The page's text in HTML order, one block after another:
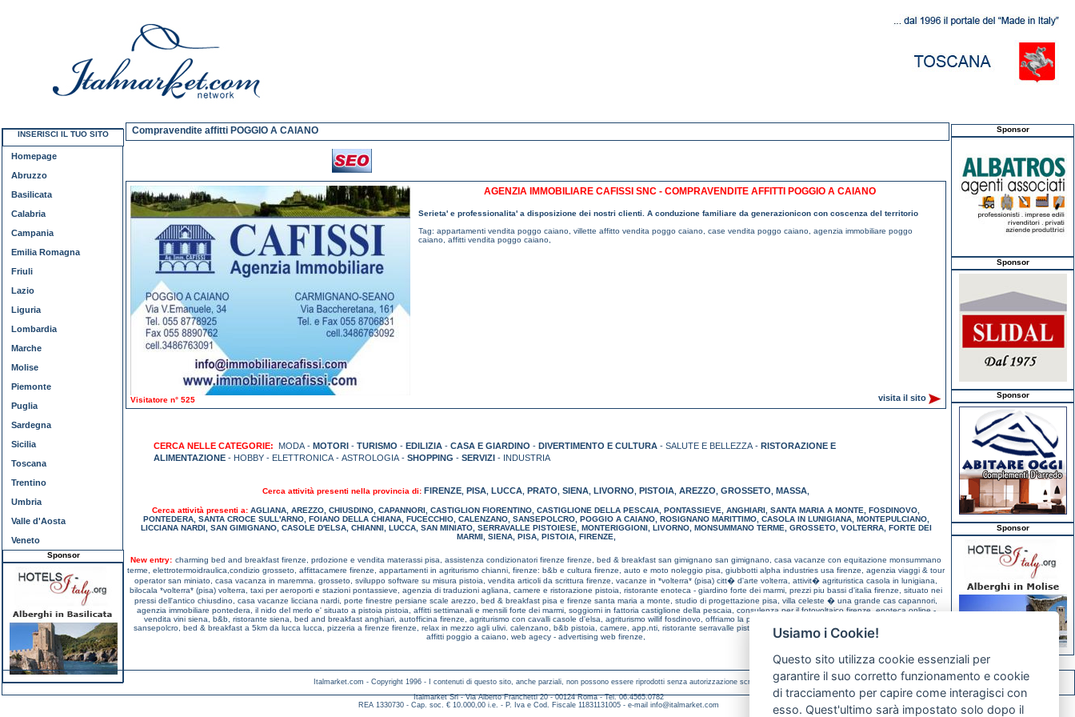
Compravendite affitti POGGIO A CAIANO
Visitatore n° 525
AGENZIA IMMOBILIARE CAFISSI SNC - COMPRAVENDITE AFFITTI POGGIO A CAIANO
Serieta' e professionalita' a disposizione dei nostri clienti. A conduzione familiare da generazionicon con coscenza del territorio
Tag: appartamenti vendita poggo caiano villette affitto vendita poggo caiano case vendita poggo caiano agenzia immobiliare poggo
caiano affitti vendita poggo caiano
visita il sito
CERCA NELLE CATEGORIE: MODA - MOTORI - TURISMO - EDILIZIA - CASA E GIARDINO - DIVERTIMENTO E CULTURA - SALUTE E BELLEZZA - RISTORAZIONE E
ALIMENTAZIONE - HOBBY - ELETTRONICA - ASTROLOGIA - SHOPPING - SERVIZI - INDUSTRIA
Cerca attività presenti nella provincia di: FIRENZE PISA LUCCA PRATO SIENA LIVORNO PISTOIA AREZZO GROSSETO MASSA
Cerca attività presenti a: AGLIANA AREZZO CHIUSDINO CAPANNORI CASTIGLION FIORENTINO CASTIGLIONE DELLA PESCAIA PONTASSIEVE ANGHIARI SANTA MARIA A MONTE FOSDINOVO
PONTEDERA, SANTA CROCE SULL'ARNO, FOIANO DELLA CHIANA, FUCECCHIO, CALENZANO, SANSEPOLCRO, POGGIO A CAIANO, ROSIGNANO MARITTIMO, CASOLA IN LUNIGIANA, MONTEPULCIANO,
LICCIANA NARDI, SAN GIMIGNANO, CASOLE D'ELSA, CHIANNI, LUCCA, SAN MINIATO, SERRAVALLE PISTOIESE MONTERIGGIONI, LIVORNO, MONSUMMANO TERME GROSSETO, VOLTERRA, FORTE DEI
MARMI, SIENA, PISA, PISTOIA, FIRENZE
New entry: charming bed and breakfast firenze, prdozione e vendita materassi pisa, assistenza condizionatori firenze firenze, bed & breakfast san gimignano san gimignano, casa vacanze con equitazione monsummano
terme, elettrotermoidraulica,condizio grosseto, affittacamere firenze, appartamenti in agriturismo chianni, firenze: b&b e cultura firenze, auto e moto noleggio pisa, giubbotti alpha industries usa firenze, agenzia viaggi & tour
operator san miniato, casa vacanza in maremma. grosseto, sviluppo software su misura pistoia, vendita articoli da scrittura firenze, vacanze in *volterra* (pisa) citt� d'arte volterra, attivit� agrituristica casola in lunigiana,
bilocala *volterra* (pisa) volterra, taxi per aeroporti e stazioni pontassieve, agenzia di traduzioni agliana, camere e ristorazione pistoia, ristorante enoteca - giardino forte dei marmi, prezzi piu bassi d'italia firenze, situato nei
pressi dell'antico chiusdino, casa vacanze licciana nardi, porte finestre persiane scale arezzo, bed & breakfast pisa e firenze santa maria a monte, studio di progettazione pisa, villa celeste � una grande cas capannori,
agenzia immobiliare pontedera, il nido del merlo e' situato a pistoia pistoia, affitti settimanali e mensili forte dei marmi, soggiorni in fattoria castiglione della pescaia, consulenza per il fotovoltaico firenze, enoteca online -
vendita vini siena, b&b, ristorante siena, bed and breakfast anghiari, autofficina firenze, agriturismo con cavalli casole d'elsa, agriturismo willif fosdinovo, offriamo la possibilita' forte dei marmi,
sansepolcro, bed & breakfast a 5km da lucca lucca, pizzeria a firenze firenze, relax in mezzo agli ulivi. calenzano, b&b pistoia, camere, app.nti, ristorante serravalle pistoiese,condizionatori firenze firenze,
affitti poggio a caiano, web agecy - advertising web firenze,
INSERISCI IL TUO SITO
Homepage
Abruzzo
Basilicata
Calabria
Campania
Emilia Romagna
Friuli
Lazio
Liguria
Lombardia
Marche
Molise
Piemonte
Puglia
Sardegna
Sicilia
Toscana
Trentino
Umbria
Valle d'Aosta
Veneto
Sponsor
Sponsor
Sponsor
Sponsor
Sponsor
Italmarket.com - Copyright 1996 - I contenuti di questo sito, anche parziali, non possono essere riprodotti senza autorizzazione scritta.
Italmarket Srl - Via Alberto Franchetti 20 - 00124 Roma - Tel. 06.4565.0782
REA 1330730 - Cap. soc. € 10.000,00 i.e. - P. Iva e Cod. Fiscale 11831131005 - e-mail info@italmarket.com
Usiamo i Cookie!
Questo sito utilizza cookie essenziali per
garantire il suo corretto funzionamento e cookie
di tracciamento per capire come interagisci con
esso. Quest'ultimo sarà impostato solo dopo il